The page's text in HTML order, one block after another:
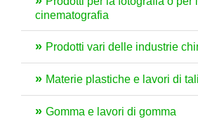
cinematografia
Prodotti vari delle industrie
Materie plastiche e lavori di
Gomma e lavori di gomma